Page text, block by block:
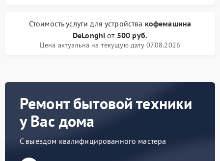
Стоимость услугидля устройства кофемашина
DeLonghi от 500 руб.
Цена актуальна на текущую дату 07.08.2026
Ремонт бытовой техники
у Вас дома
С выездом квалифицированного мастера